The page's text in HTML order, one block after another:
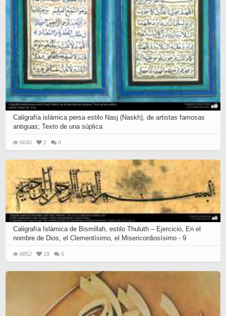
Caligrafía islámica persa estilo Nasj (Naskh), de artistas famosas
antiguas; Texto de una súplica
6640 2 0
Caligrafía Islámica de Bismillah, estilo Thuluth – Ejercicio, En el
nombre de Dios, el Clementísimo, el Misericordiosísimo - 9
8852 19 0